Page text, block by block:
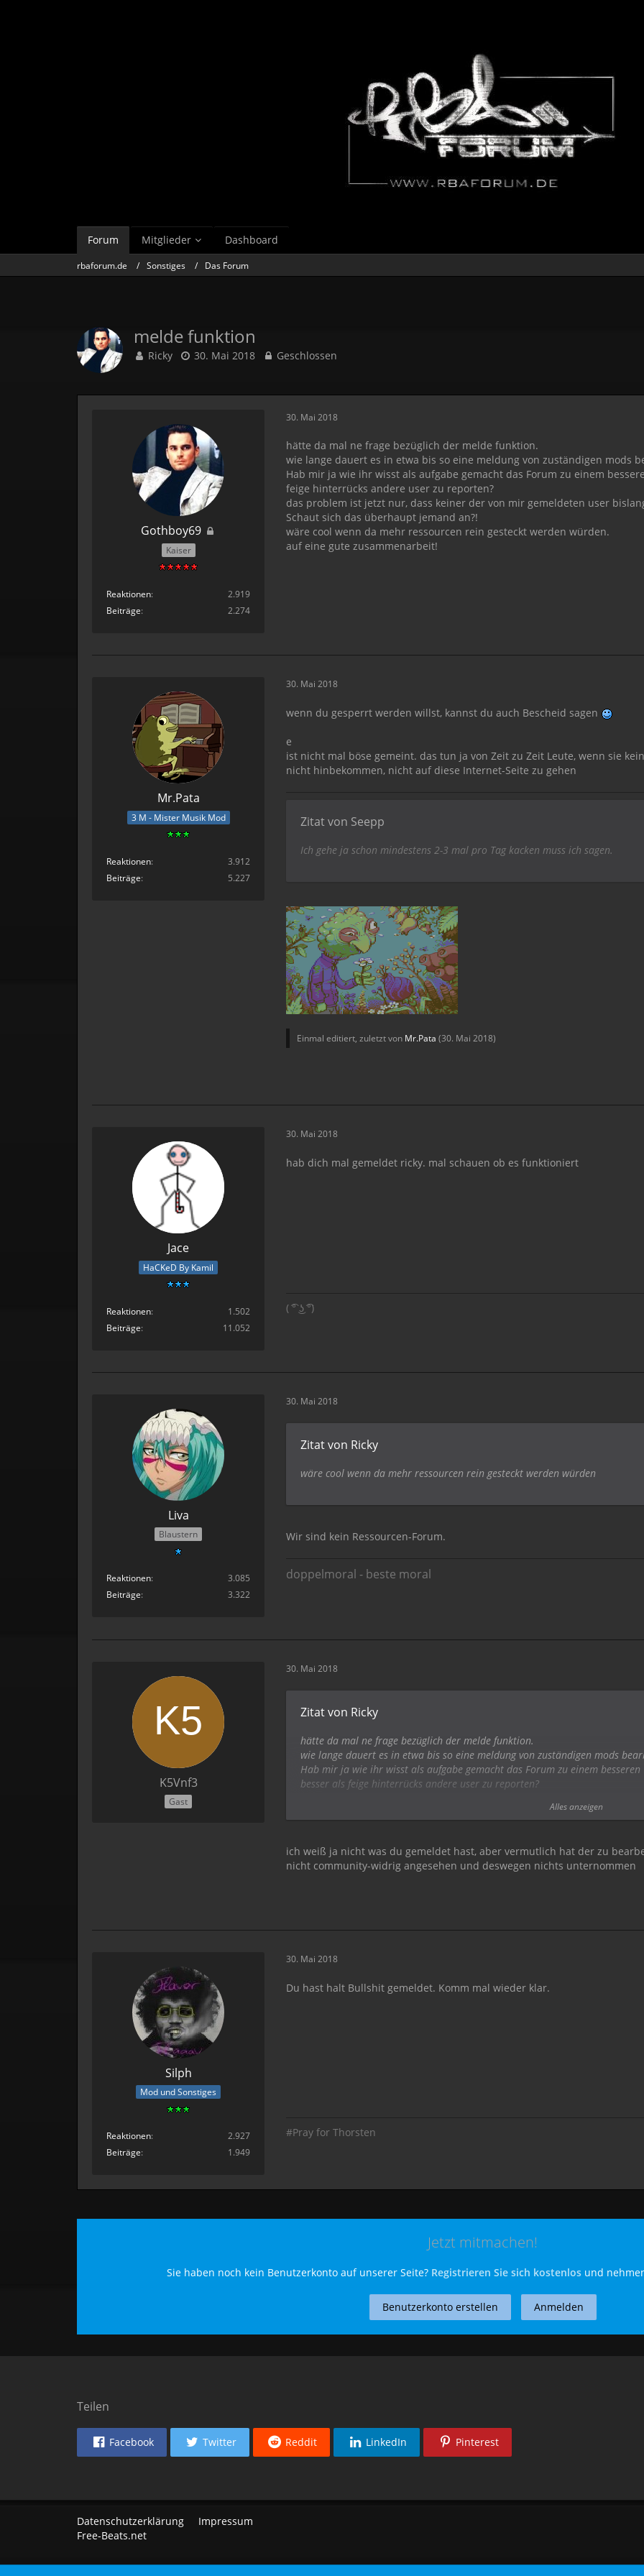
Forum Mitglieder Dashboard
rbaforum.de Sonstiges Das Forum
melde funktion
Ricky 30. Mai 2018 Geschlossen
Gothboy69
Kaiser
Reaktionen
2.919
Beiträge
2.274
30. Mai 2018
hätte da mal ne frage bezüglich der melde funktion.
wie lange dauert es in etwa bis so eine meldung von zuständigen mods
Hab mir ja wie ihr wisst als aufgabe gemacht das Forum zu einem
feige hinterrücks andere user zu reporten?
das problem ist jetzt nur, dass keiner der von mir gemeldeten user
Schaut sich das überhaupt jemand an?!
wäre cool wenn da mehr ressourcen rein gesteckt werden würden.
auf eine gute zusammenarbeit!
Mr.Pata
3 M - Mister Musik Mod
Reaktionen
3.912
Beiträge
5.227
30. Mai 2018
wenn du gesperrt werden willst, kannst du auch Bescheid sagen
e
ist nicht mal böse gemeint. das tun ja von Zeit zu Zeit Leute, wenn sie
nicht hinbekommen, nicht auf diese Internet-Seite zu gehen
Zitat von Seepp
Ich gehe ja schon mindestens 2-3 mal pro Tag kacken muss ich sagen.
Einmal editiert, zuletzt von Mr.Pata (30. Mai 2018)
Jace
HaCKeD By Kamil
Reaktionen
1.502
Beiträge
11.052
30. Mai 2018
hab dich mal gemeldet ricky. mal schauen ob es funktioniert
( ͡° ͜ʖ ͡°)
Liva
Blaustern
Reaktionen
3.085
Beiträge
3.322
30. Mai 2018
Zitat von Ricky
wäre cool wenn da mehr ressourcen rein gesteckt werden würden
Wir sind kein Ressourcen-Forum.
doppelmoral - beste moral
K5Vnf3
Gast
30. Mai 2018
Zitat von Ricky
hätte da mal ne frage bezüglich der melde funktion.
wie lange dauert es in etwa bis so eine meldung von zuständigen mods
Hab mir ja wie ihr wisst als aufgabe gemacht das Forum zu einem
besser als feige hinterrücks andere user zu reporten?
Alles anzeigen
ich weiß ja nicht was du gemeldet hast, aber vermutlich hat der zu
nicht community-widrig angesehen und deswegen nichts unternommen
Silph
Mod und Sonstiges
Reaktionen
2.927
Beiträge
1.949
30. Mai 2018
Du hast halt Bullshit gemeldet. Komm mal wieder klar.
#Pray for Thorsten
Jetzt mitmachen!
Sie haben noch kein Benutzerkonto auf unserer Seite? Registrieren Sie sich kostenlosund
Benutzerkonto erstellen Anmelden
Teilen
Facebook Twitter Reddit LinkedIn Pinterest
Datenschutzerklärung
Impressum
Free-Beats.net